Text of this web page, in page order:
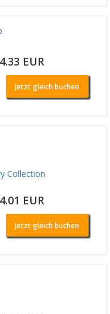
EUR
Jetzt gleich buchen
Collection
EUR
Jetzt gleich buchen